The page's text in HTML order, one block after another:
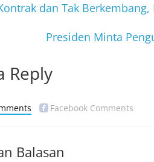
dan Tak
Presiden Minta
Reply
Facebook Comments
Balasan